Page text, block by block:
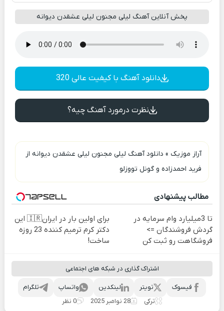
پخش آنلاین آهنگ لیلی مجنون لیلی عشقدن دیوانه
دانلود آهنگ با کیفیت عالی 320
نظرت درمورد آهنگ چیه؟
آراز موزیک » دانلود آهنگ لیلی مجنون لیلی عشقدن دیوانه از
فرید احمدزاده و گونل تووزلو
مطالب پیشنهادی
تا 3میلیارد وام سرمایه در
گردش فروشندگان =>
فروشگاهت رو ثبت کن
برای اولین بار در ایران🇮🇷 این
دکتر کرم ترمیم کننده 23 روزه
ساخت!
اشتراک گذاری در شبکه های اجتماعی
تلگرام واتساپ لینکدین تویتر
فیسوک
ترکی
28 نوامبر 2025 0 نظر